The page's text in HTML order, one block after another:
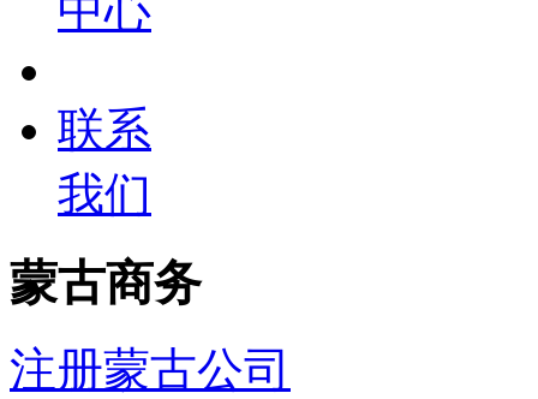
联系
我们
蒙古商务
注册蒙古公司